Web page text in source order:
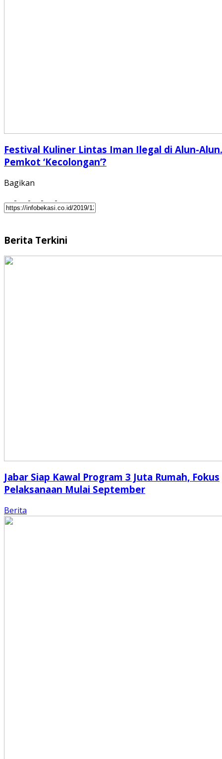
Festival Kuliner Lintas Iman Ilegal di Alun-Alun.
Pemkot ‘Kecolongan’?
Bagikan
Berita Terkini
Jabar Siap Kawal Program 3 Juta Rumah, Fokus
Pelaksanaan Mulai September
Berita